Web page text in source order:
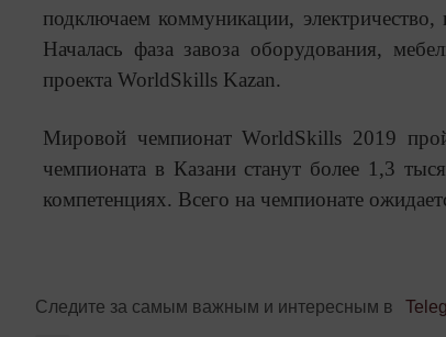
подключаем коммуникации,
Началась фаза завоза оборудования,
проекта WorldSkills Kazan.
Мировой чемпионат WorldSkills 2019
чемпионата в Казани станут более 1,3
компетенциях. Всего на чемпионате
Следите за самым важным и интересным в